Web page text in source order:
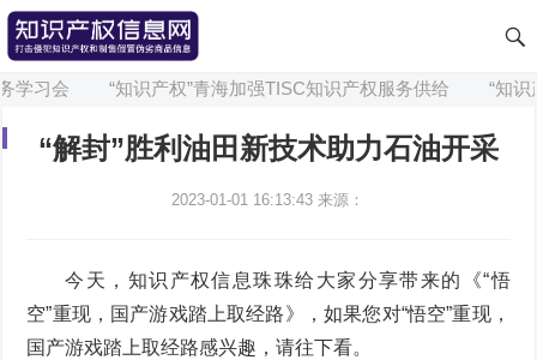
会 “知识产权”青海加强TISC知识产权服务供给 “知识产
“解封”胜利油田新技术助力石油开采
2023-01-01 16:13:43 来源：
今天，知识产权信息珠珠给大家分享带来的《“悟
空”重现，国产游戏踏上取经路》，如果您对“悟空”重现，
国产游戏踏上取经路感兴趣，请往下看。